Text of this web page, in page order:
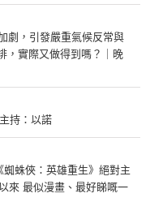
劇，引發嚴重氣候反常與
，實際又做得到嗎？｜晚
持：以諾
蜘蛛俠：英雄重生》絕對主
來 最似漫畫、最好睇嘅一